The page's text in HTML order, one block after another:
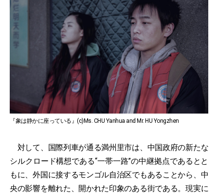
『象は静かに座っている』(c)Ms. CHU Yanhua and Mr. HU Yongzhen
対して、国際列車が通る満州里市は、中国政府の新たな
シルクロード構想である“一帯一路”の中継拠点であるとと
もに、外国に接するモンゴル自治区でもあることから、中
央の影響を離れた、開かれた印象のある街である。現実に